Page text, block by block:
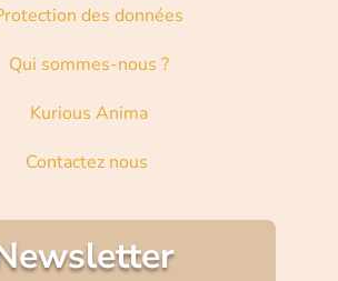
des données
Qui sommes-nous ?
Kurious Anima
Contactez nous